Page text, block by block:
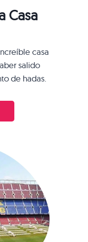
Casa
casa
salido
de hadas.